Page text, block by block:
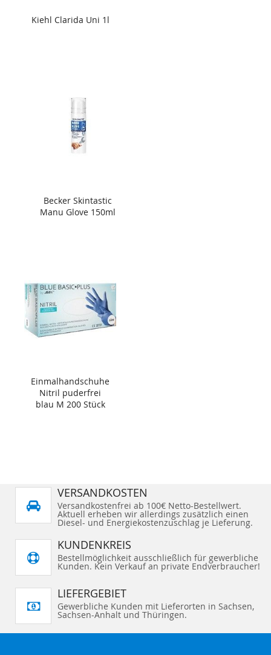
Kiehl Clarida Uni 1l
Becker Skintastic
Manu Glove 150ml
Einmalhandschuhe
Nitril puderfrei
blau M 200 Stück
VERSANDKOSTEN
Versandkostenfrei ab 100€ Netto-Bestellwert.
Aktuell erheben wir allerdings zusätzlich einen
Diesel- und Energiekostenzuschlag je Lieferung.
KUNDENKREIS
Bestellmöglichkeit ausschließlich für gewerbliche
Kunden. Kein Verkauf an private Endverbraucher!
LIEFERGEBIET
Gewerbliche Kunden mit Lieferorten in Sachsen,
Sachsen-Anhalt und Thüringen.